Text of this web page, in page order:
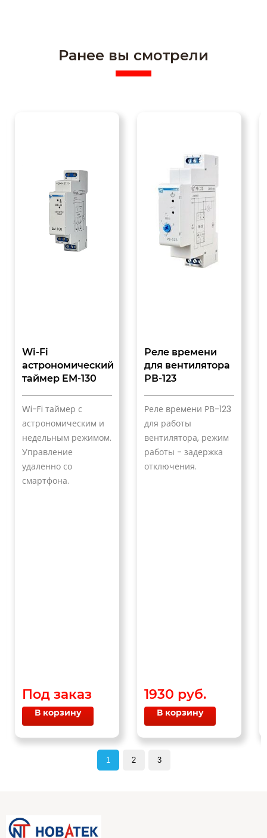
Ранее вы смотрели
Wi-Fi
астрономический
таймер EM-130
Wi-Fi таймер с
астрономическим и
недельным режимом.
Управление
удаленно со
смартфона.
Под заказ
В корзину
Реле времени
для вентилятора
РВ-123
Реле времени РВ-123
для работы
вентилятора, режим
работы - задержка
отключения.
1930 руб.
В корзину
1 2 3